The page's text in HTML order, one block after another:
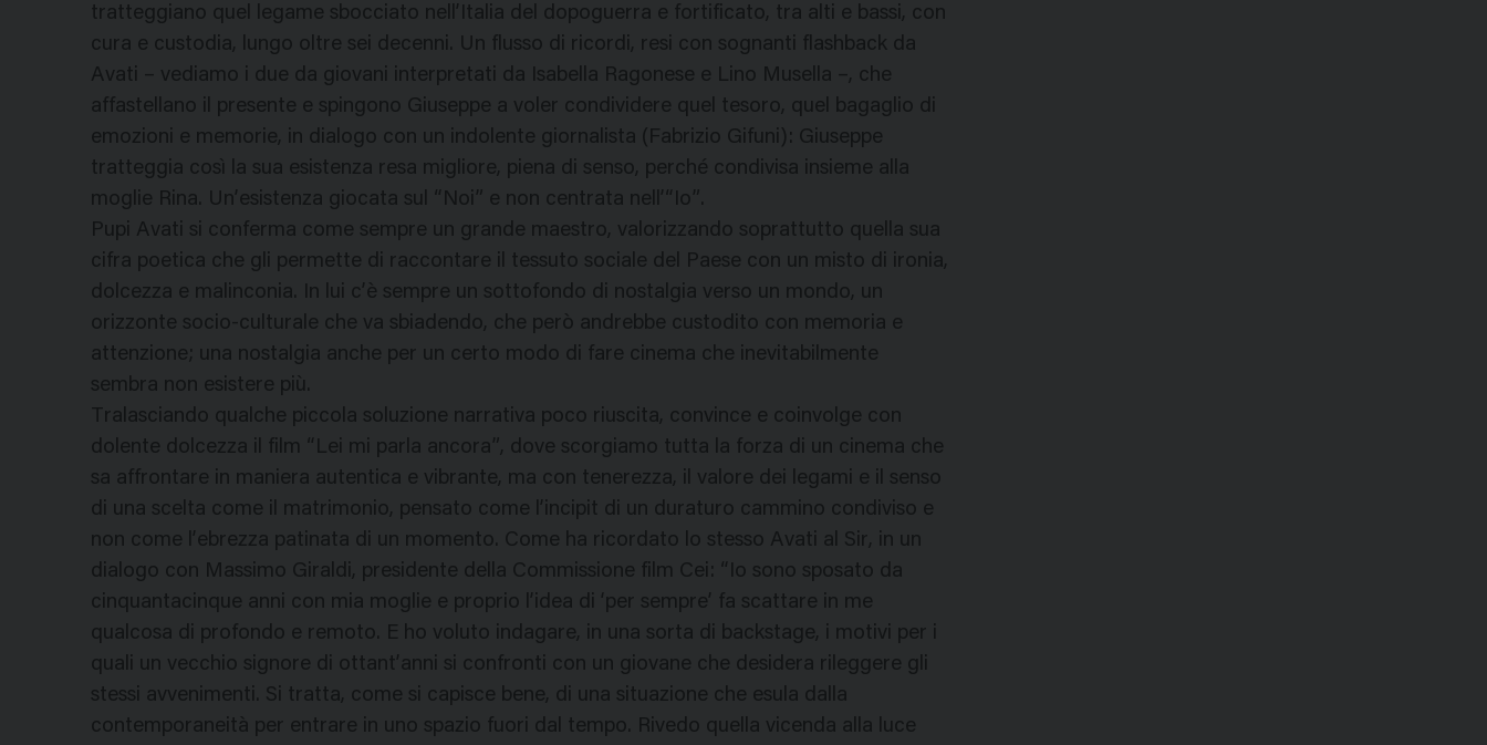
tratteggiano quel legame sbocciato nell’Italia del dopoguerra e fortificato, tra alti e bassi, con
cura e custodia, lungo oltre sei decenni. Un flusso di ricordi, resi con sognanti flashback da
Avati – vediamo i due da giovani interpretati da Isabella Ragonese e Lino Musella –, che
affastellano il presente e spingono Giuseppe a voler condividere quel tesoro, quel bagaglio di
emozioni e memorie, in dialogo con un indolente giornalista (Fabrizio Gifuni): Giuseppe
tratteggia così la sua esistenza resa migliore, piena di senso, perché condivisa insieme alla
moglie Rina. Un’esistenza giocata sul “Noi” e non centrata nell’“Io”.
Pupi Avati si conferma come sempre un grande maestro, valorizzando soprattutto quella sua
cifra poetica che gli permette di raccontare il tessuto sociale del Paese con un misto di ironia,
dolcezza e malinconia. In lui c’è sempre un sottofondo di nostalgia verso un mondo, un
orizzonte socio-culturale che va sbiadendo, che però andrebbe custodito con memoria e
attenzione; una nostalgia anche per un certo modo di fare cinema che inevitabilmente
sembra non esistere più.
Tralasciando qualche piccola soluzione narrativa poco riuscita, convince e coinvolge con
dolente dolcezza il film “Lei mi parla ancora”, dove scorgiamo tutta la forza di un cinema che
sa affrontare in maniera autentica e vibrante, ma con tenerezza, il valore dei legami e il senso
di una scelta come il matrimonio, pensato come l’incipit di un duraturo cammino condiviso e
non come l’ebrezza patinata di un momento. Come ha ricordato lo stesso Avati al Sir, in un
dialogo con Massimo Giraldi, presidente della Commissione film Cei: “Io sono sposato da
cinquantacinque anni con mia moglie e proprio l’idea di ‘per sempre’ fa scattare in me
qualcosa di profondo e remoto. E ho voluto indagare, in una sorta di backstage, i motivi per i
quali un vecchio signore di ottant’anni si confronti con un giovane che desidera rileggere gli
stessi avvenimenti. Si tratta, come si capisce bene, di una situazione che esula dalla
contemporaneità per entrare in uno spazio fuori dal tempo. Rivedo quella vicenda alla luce